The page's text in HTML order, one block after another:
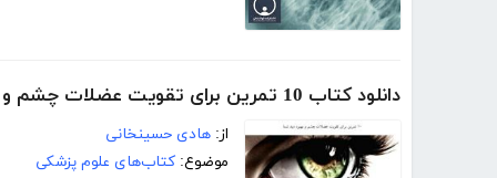
دانلود کتاب 10 تمرین برای تقویت عضلات چشم و بهبود دید شما
از: هادی حسینخانی
موضوع: کتاب‌های علوم پزشکی